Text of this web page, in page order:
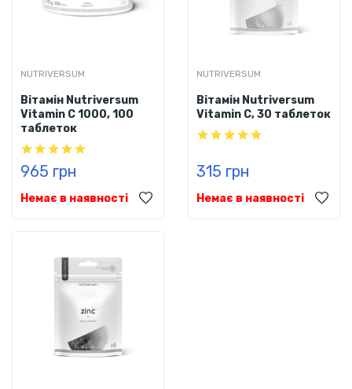
NUTRIVERSUM
Вітамін Nutriversum
Vitamin C 1000, 100
таблеток
965 грн
Немає в наявності
NUTRIVERSUM
Вітамін Nutriversum
Vitamin C, 30 таблеток
315 грн
Немає в наявності